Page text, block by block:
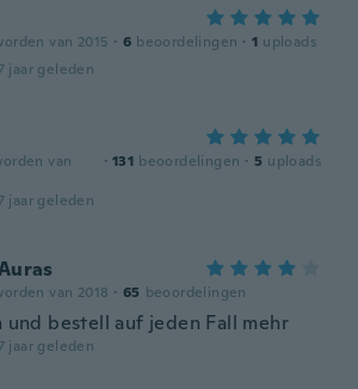
van 2015 · 6 beoordelingen · 1 uploads
jaar geleden
van
· 131 beoordelingen · 5 uploads
jaar geleden
van 2018 · 65 beoordelingen
und bestell auf jeden Fall mehr
jaar geleden